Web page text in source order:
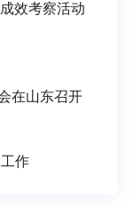
效考察活动
在山东召开
作